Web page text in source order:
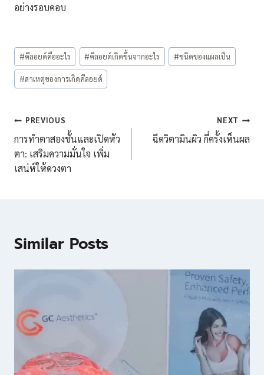
อย่างรอบคอบ
Post
Tags:
#คีลอยด์คืออะไร #คีลอยด์เกิดขึ้นจากอะไร #ชนิดของแผลเป็น
#สาเหตุของการเกิดคีลอยด์
แนะแนว
เรื่อง
PREVIOUS
การทำตาสองชั้นและเปิดหัว
ตา: เสริมความมั่นใจ เพิ่ม
เสน่ห์ให้ดวงตา
NEXT
ฉีดวิตามินผิว กี่ครั้งเห็นผล
Similar Posts